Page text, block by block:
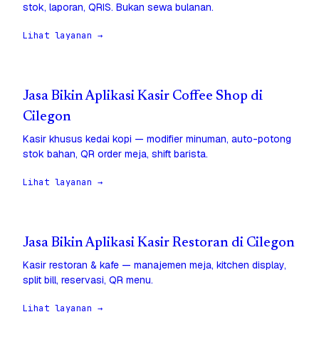
stok, laporan, QRIS. Bukan sewa bulanan.
Lihat layanan →
Jasa Bikin Aplikasi Kasir Coffee Shop di
Cilegon
Kasir khusus kedai kopi — modifier minuman, auto-potong
stok bahan, QR order meja, shift barista.
Lihat layanan →
Jasa Bikin Aplikasi Kasir Restoran di Cilegon
Kasir restoran & kafe — manajemen meja, kitchen display,
split bill, reservasi, QR menu.
Lihat layanan →